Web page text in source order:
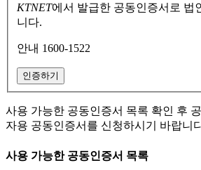
KTNET에서 발급한 공동인증서로 법
니다.
안내 1600-1522
인증하기
사용 가능한 공동인증서 목록 확인 후
자용 공동인증서를 신청하시기 바랍니
사용 가능한 공동인증서 목록